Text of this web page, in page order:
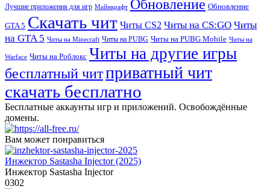
Лучшие приложения для игр Майнкрафт Обновление Обновление
GTA 5 Скачать чит Читы CS2 Читы на CS:GO Читы
на GTA 5 Читы на Minecraft Читы на PUBG Читы на PUBG Mobile Читы на
Warface Читы на Роблокс Читы на другие игры
бесплатный читприватный чит
скачать бесплатно
Бесплатные аккаунты игр и приложений. Освобождённые
домены.
Вам может понравиться
Инжектор Sastasha Injector (2025)
Инжектор Sastasha Injector
0302